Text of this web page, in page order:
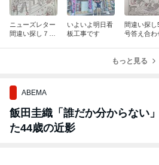
ニューズレター
間違い探し７月
いよいよ明日看
板工事です
間違い探し
号答え合わ
もっと見る
ABEMA
飯田圭織「誰だか分からない
た44歳の近影